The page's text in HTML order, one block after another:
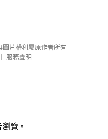
圖片權利屬原作者所有
服務聲明
覽。